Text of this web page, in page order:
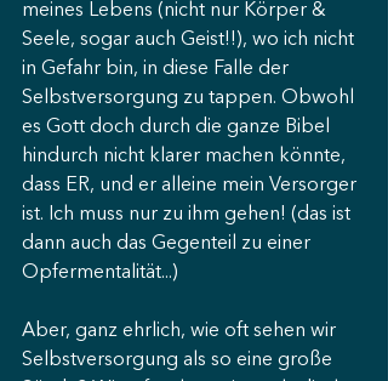
meines Lebens (nicht nur Körper &
Seele, sogar auch Geist!!), wo ich nicht
in Gefahr bin, in diese Falle der
Selbstversorgung zu tappen. Obwohl
es Gott doch durch die ganze Bibel
hindurch nicht klarer machen könnte,
dass ER, und er alleine mein Versorger
ist. Ich muss nur zu ihm gehen! (das ist
dann auch das Gegenteil zu einer
Opfermentalität...)
Aber, ganz ehrlich, wie oft sehen wir
Selbstversorgung als so eine große